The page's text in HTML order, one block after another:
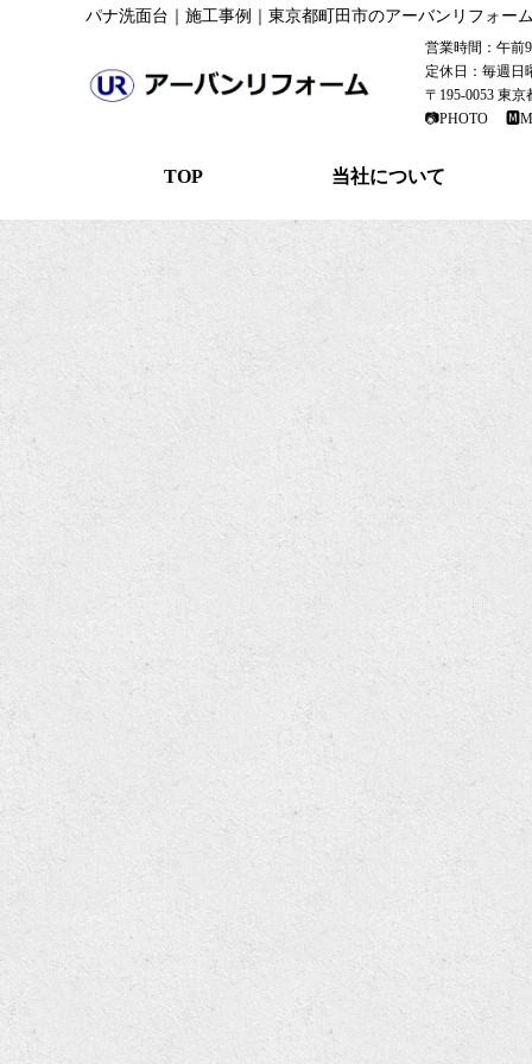
パナ洗面台｜施工事例｜東京都町田市のアーバンリフォー
営業時間：午前
定休日：毎週日
〒195-0053 東
📷PHOTO
TOP 当社について